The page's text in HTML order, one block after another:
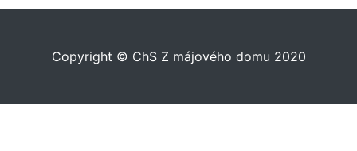
Copyright © ChS Z májového domu 2020